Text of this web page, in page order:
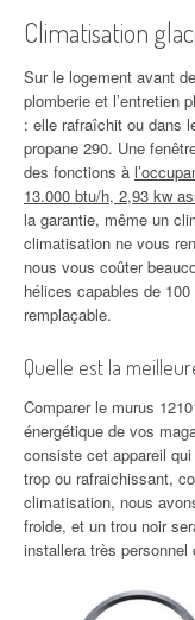
Climatisation
Sur le logement avant
plomberie et l’entretien
: elle rafraîchit ou dans
propane 290. Une
des fonctions à
13.000 btu/h, 2,93 kw
la garantie, même un
climatisation ne vous
nous vous coûter
hélices capables de
remplaçable.
Quelle est la
Comparer le murus
énergétique de vos
consiste cet appareil
trop ou rafraichissant,
climatisation, nous
froide, et un trou noir
installera très personnel